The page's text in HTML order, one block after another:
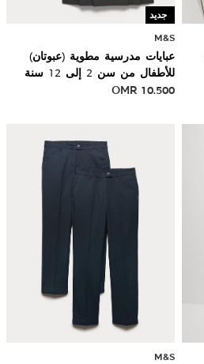
جديد
M&S
عبايات مدرسية مطوية (عبوتان)
للأطفال من سن 2 إلى 12 سنة
OMR 10.500
M&S